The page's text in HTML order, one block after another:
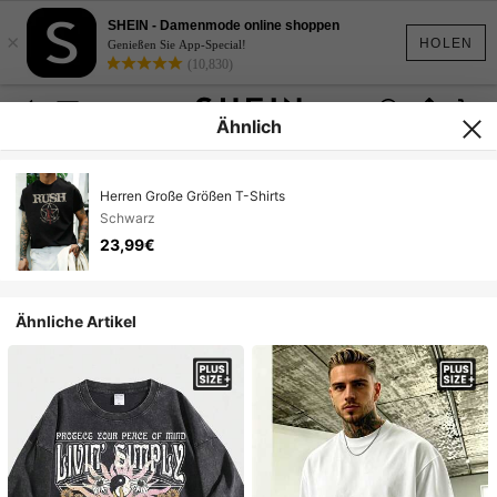
HOLEN
×
SHEIN - Damenmode online shoppen
Genießen Sie App-Special!
(10,830)
Ähnlich
Herren Große Größen T-Shirts
Schwarz
23,99€
Ähnliche Artikel